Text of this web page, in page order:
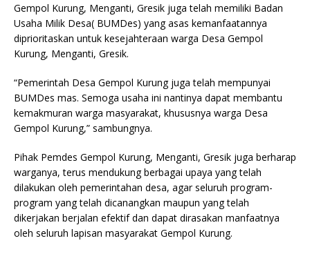
Gempol Kurung, Menganti, Gresik juga telah memiliki Badan
Usaha Milik Desa( BUMDes) yang asas kemanfaatannya
diprioritaskan untuk kesejahteraan warga Desa Gempol
Kurung, Menganti, Gresik.
“Pemerintah Desa Gempol Kurung juga telah mempunyai
BUMDes mas. Semoga usaha ini nantinya dapat membantu
kemakmuran warga masyarakat, khususnya warga Desa
Gempol Kurung,” sambungnya.
Pihak Pemdes Gempol Kurung, Menganti, Gresik juga berharap
warganya, terus mendukung berbagai upaya yang telah
dilakukan oleh pemerintahan desa, agar seluruh program-
program yang telah dicanangkan maupun yang telah
dikerjakan berjalan efektif dan dapat dirasakan manfaatnya
oleh seluruh lapisan masyarakat Gempol Kurung.